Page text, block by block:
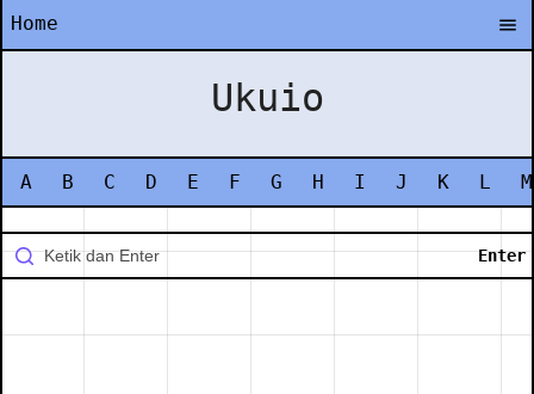
Home
Ukuio
A B C D E F G H I J K L M